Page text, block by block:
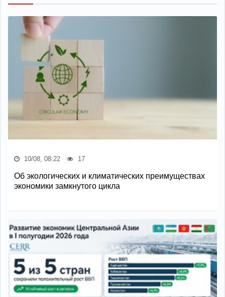
10/08, 08:22 17
Об экологических и климатических преимуществах
экономики замкнутого цикла